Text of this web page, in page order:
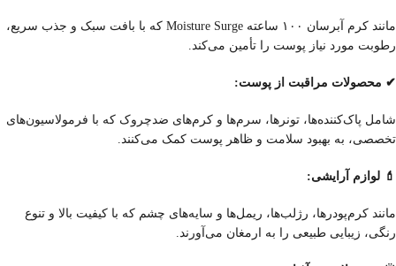
مانند کرم آبرسان ۱۰۰ ساعته Moisture Surge که با بافت سبک و جذب سریع،
رطوبت مورد نیاز پوست را تأمین می‌کند.
✔ محصولات مراقبت از پوست:
شامل پاک‌کننده‌ها، تونرها، سرم‌ها و کرم‌های ضدچروک که با فرمولاسیون‌های
تخصصی، به بهبود سلامت و ظاهر پوست کمک می‌کنند.
💄 لوازم آرایشی:
مانند کرم‌پودرها، رژلب‌ها، ریمل‌ها و سایه‌های چشم که با کیفیت بالا و تنوع
رنگی، زیبایی طبیعی را به ارمغان می‌آورند.